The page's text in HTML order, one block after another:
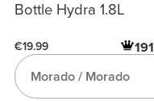
Bottle Hydra 1.8L
€19.99 191
Morado / Morado